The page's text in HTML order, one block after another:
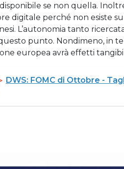
se non quella.
digitale perché non esiste
L’autonomia tanto
punto. Nondimeno, in
europea avrà effetti
DWS: FOMC di Ottobre -